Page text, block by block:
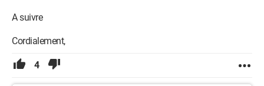
A suivre
Cordialement,
4